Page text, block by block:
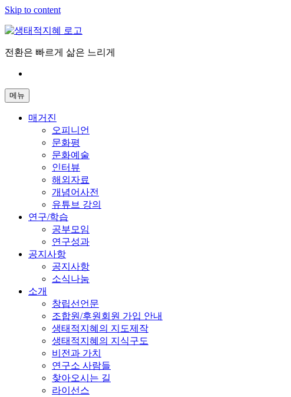
Skip to content
전환은 빠르게 삶은 느리게
메뉴
매거진
오피니언
문화평
문화예술
인터뷰
해외자료
개념어사전
유튜브 강의
연구/학습
공부모임
연구성과
공지사항
공지사항
소식나눔
소개
창립선언문
조합원/후원회원 가입 안내
생태적지혜의 지도제작
생태적지혜의 지식구도
비전과 가치
연구소 사람들
찾아오시는 길
라이선스